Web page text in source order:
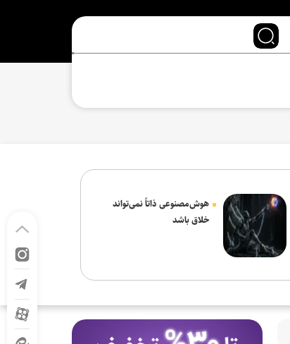
هوش‌مصنوعی ذاتاً نمی‌تواند
خلاق باشد